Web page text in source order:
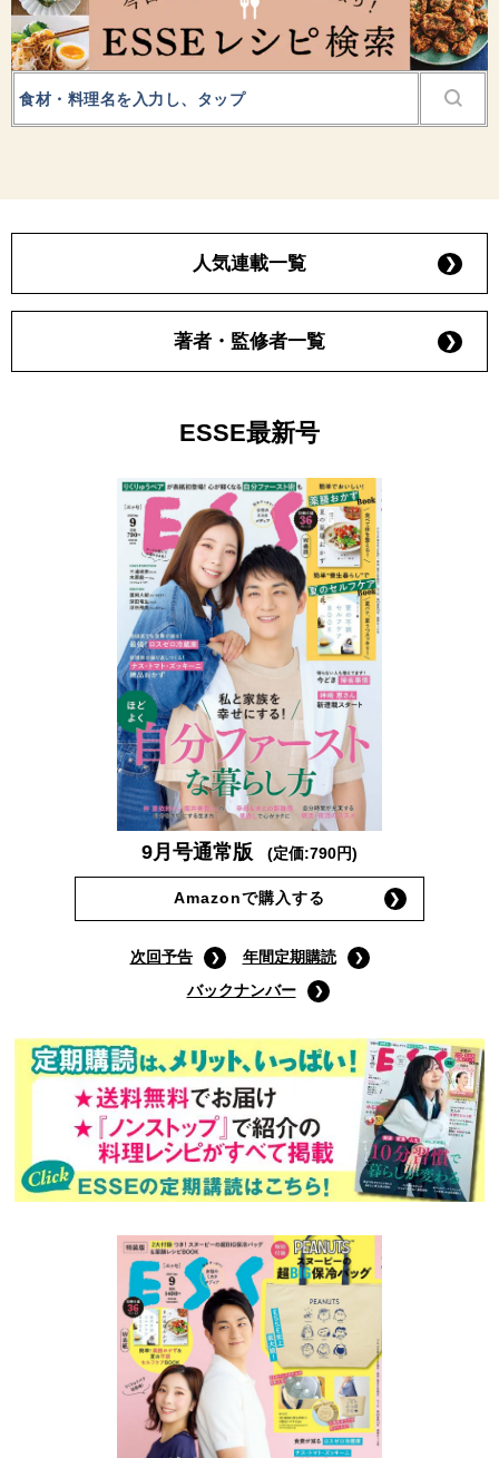
人気連載一覧
著者・監修者一覧
ESSE最新号
9月号通常版 (定価:790円)
Amazonで購入する
次回予告
年間定期購読
バックナンバー